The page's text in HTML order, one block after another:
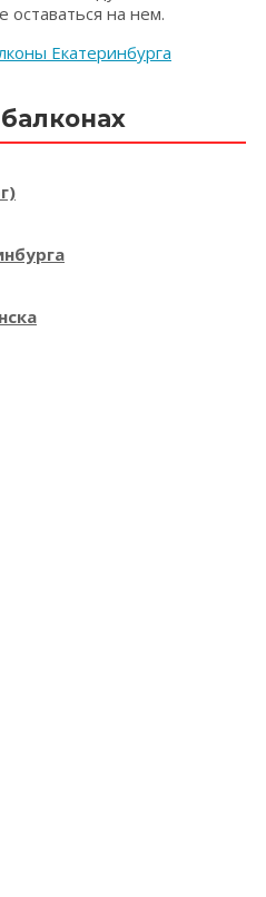
оставаться на нем.
Екатеринбурга